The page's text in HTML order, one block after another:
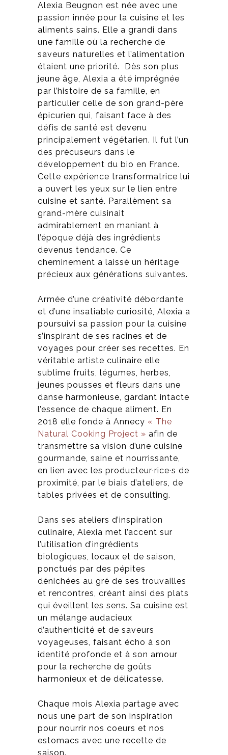
Alexia Beugnon est née avec une
passion innée pour la cuisine et les
aliments sains. Elle a grandi dans
une famille où la recherche de
saveurs naturelles et l’alimentation
étaient une priorité. Dès son plus
jeune âge, Alexia a été imprégnée
par l’histoire de sa famille, en
particulier celle de son grand-père
épicurien qui, faisant face à des
défis de santé est devenu
principalement végétarien. Il fut l’un
des précuseurs dans le
développement du bio en France.
Cette expérience transformatrice lui
a ouvert les yeux sur le lien entre
cuisine et santé. Parallèment sa
grand-mère cuisinait
admirablement en maniant à
l’époque déjà des ingrédients
devenus tendance. Ce
cheminement a laissé un héritage
précieux aux générations suivantes.
Armée d’une créativité débordante
et d’une insatiable curiosité, Alexia a
poursuivi sa passion pour la cuisine
s’inspirant de ses racines et de
voyages pour créer ses recettes. En
véritable artiste culinaire elle
sublime fruits, légumes, herbes,
jeunes pousses et fleurs dans une
danse harmonieuse, gardant intacte
l’essence de chaque aliment. En
2018 elle fonde à Annecy « The
Natural Cooking Project » afin de
transmettre sa vision d’une cuisine
gourmande, saine et nourrissante,
en lien avec les producteur·rice·s de
proximité, par le biais d’ateliers, de
tables privées et de consulting.
Dans ses ateliers d’inspiration
culinaire, Alexia met l’accent sur
l’utilisation d’ingrédients
biologiques, locaux et de saison,
ponctués par des pépites
dénichées au gré de ses trouvailles
et rencontres, créant ainsi des plats
qui éveillent les sens. Sa cuisine est
un mélange audacieux
d’authenticité et de saveurs
voyageuses, faisant écho à son
identité profonde et à son amour
pour la recherche de goûts
harmonieux et de délicatesse.
Chaque mois Alexia partage avec
nous une part de son inspiration
pour nourrir nos coeurs et nos
estomacs avec une recette de
saison.